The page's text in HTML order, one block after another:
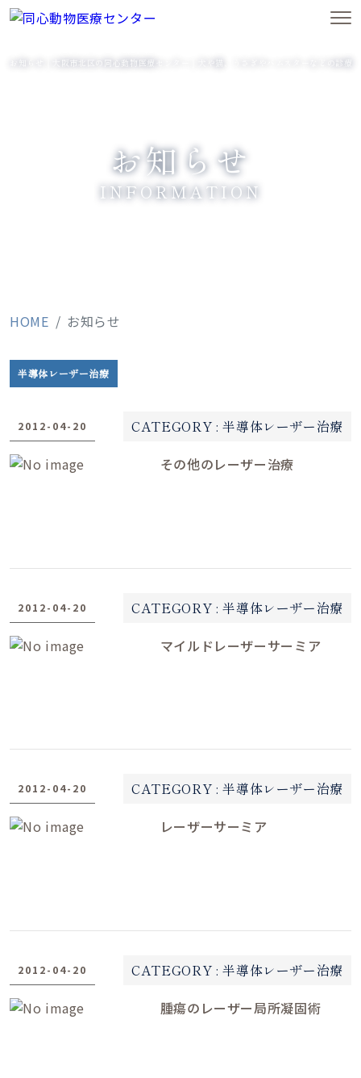
お知らせ
INFORMATION
お知らせ｜大阪市北区の同心動物医療センター｜犬や猫、うさぎやハムスターなどの診療
HOME お知らせ
半導体レーザー治療
2012-04-20 CATEGORY :半導体レーザー治療
その他のレーザー治療
2012-04-20 CATEGORY :半導体レーザー治療
マイルドレーザーサーミア
2012-04-20 CATEGORY :半導体レーザー治療
レーザーサーミア
2012-04-20 CATEGORY :半導体レーザー治療
腫瘍のレーザー局所凝固術
●